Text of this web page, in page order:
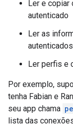
Ler e copiar
autenticado
Ler as
Ler perfis e
Por exemplo,
tenha Fabian e
seu app chama
lista das